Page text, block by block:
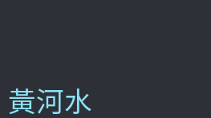
黃河水